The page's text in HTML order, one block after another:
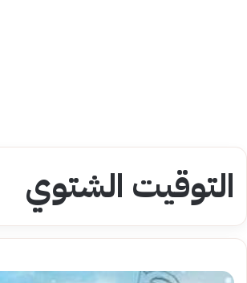
التوقيت الشتوي